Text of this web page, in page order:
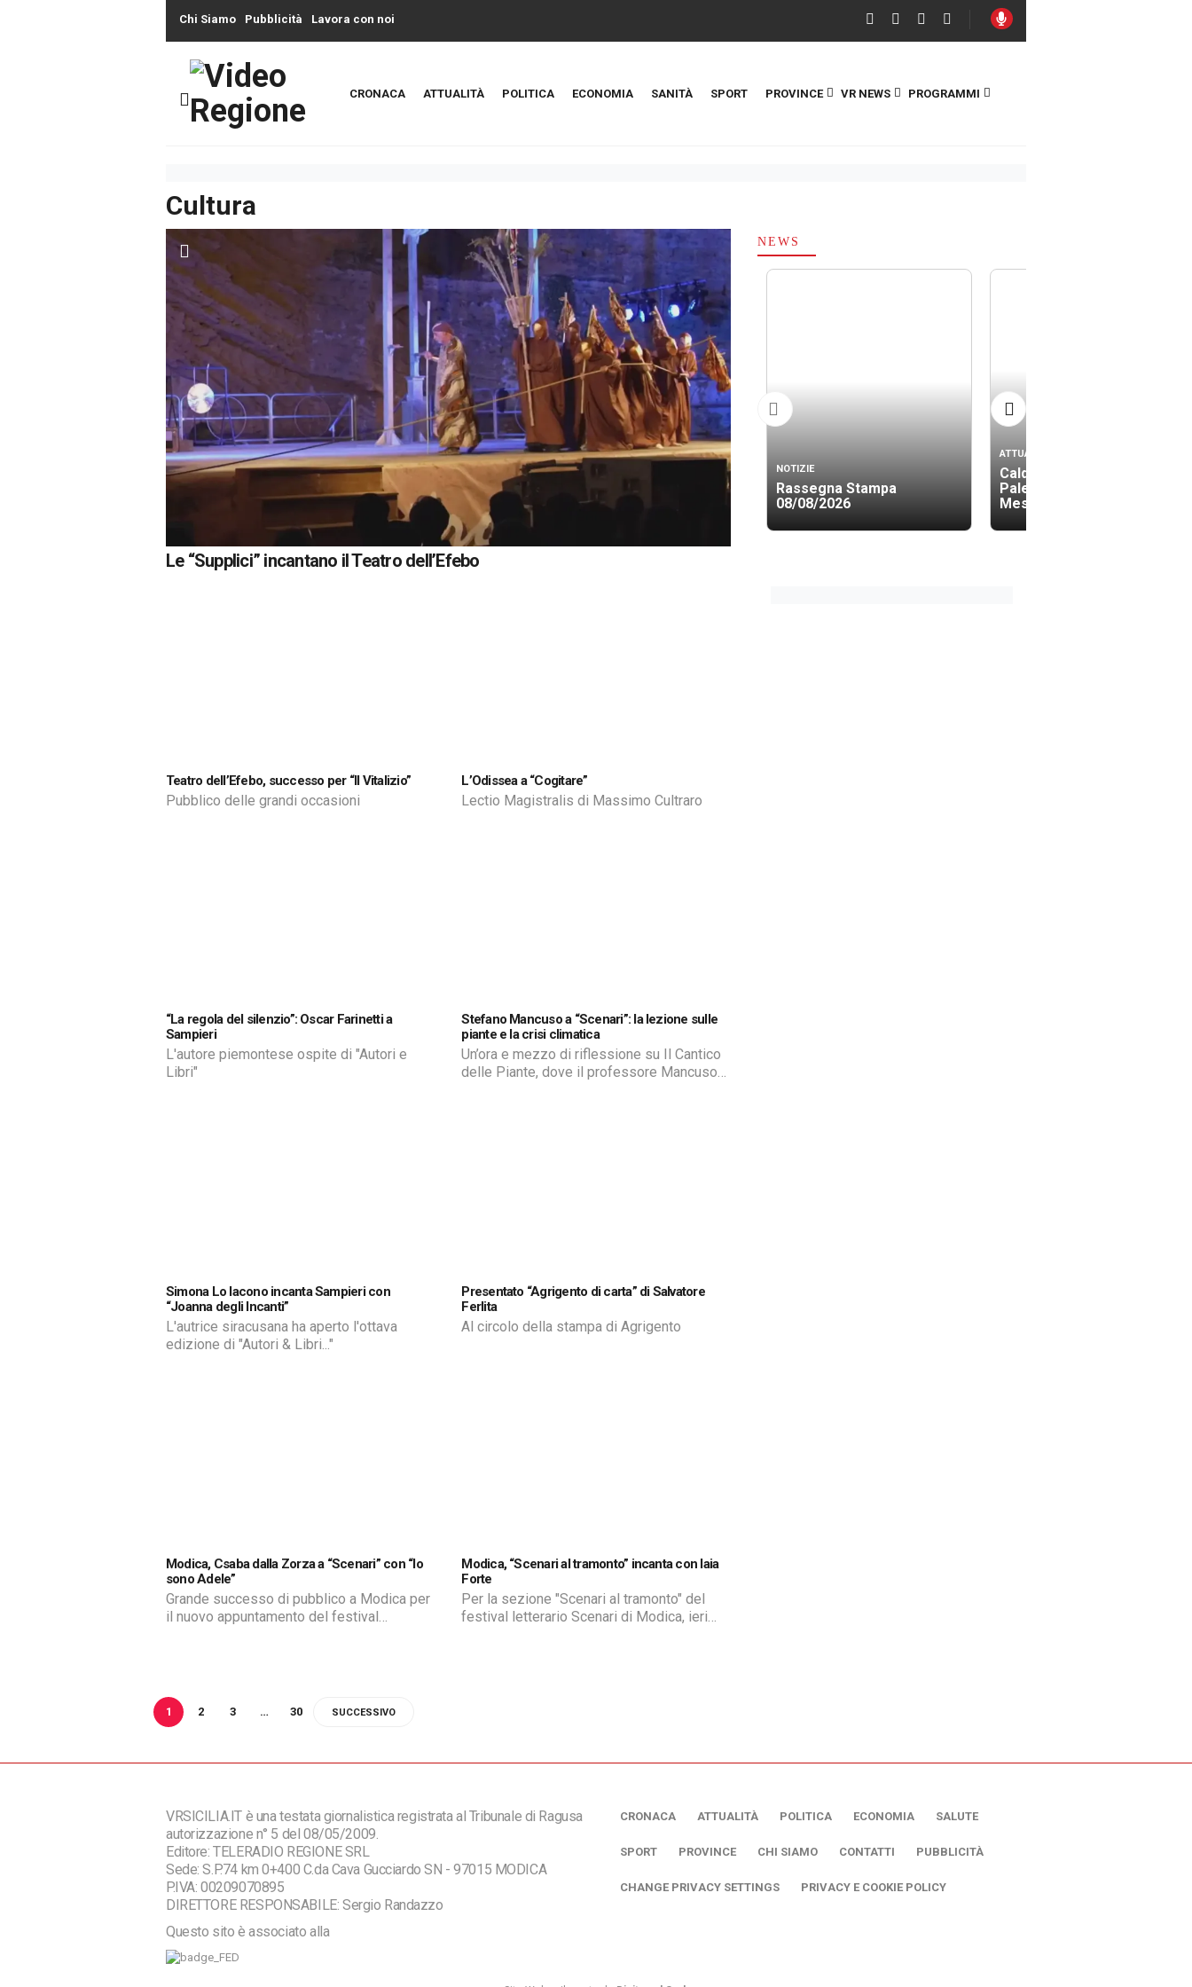
Chi Siamo Pubblicità Lavora con noi
CRONACA ATTUALITÀ POLITICA ECONOMIA SANITÀ SPORT PROVINCE VR NEWS PROGRAMMI
Cultura
Le “Supplici” incantano il Teatro dell’Efebo
Teatro dell’Efebo, successo per “Il Vitalizio”
Pubblico delle grandi occasioni
L’Odissea a “Cogitare”
Lectio Magistralis di Massimo Cultraro
“La regola del silenzio”: Oscar Farinetti a
Sampieri
L'autore piemontese ospite di "Autori e
Libri"
Stefano Mancuso a “Scenari”: la lezione sulle
piante e la crisi climatica
Un’ora e mezzo di riflessione su Il Cantico
delle Piante, dove il professore Mancuso
Simona Lo Iacono incanta Sampieri con
“Joanna degli Incanti”
L'autrice siracusana ha aperto l'ottava
edizione di "Autori & Libri..."
Presentato “Agrigento di carta” di Salvatore
Ferlita
Al circolo della stampa di Agrigento
Modica, Csaba dalla Zorza a “Scenari” con “Io
sono Adele”
Grande successo di pubblico a Modica per
il nuovo appuntamento del festival
Un incontro intenso che ha offerto
profonde riflessioni sulla libertà di scelta
Modica, “Scenari al tramonto” incanta con Iaia
Forte
Per la sezione "Scenari al tramonto" del
festival letterario Scenari di Modica, ieri
1 2 3 … 30 SUCCESSIVO
NEWS
NOTIZIE
Rassegna Stampa
08/08/2026
ATTUALITÀ
Caldo, bollino rosso a
Palermo, Catania e
Messina
VRSICILIA.IT è una testata giornalistica registrata al Tribunale di Ragusa
autorizzazione n° 5 del 08/05/2009.
Editore: TELERADIO REGIONE SRL
Sede: S.P.74 km 0+400 C.da Cava Gucciardo SN - 97015 MODICA
P.IVA: 00209070895
DIRETTORE RESPONSABILE: Sergio Randazzo
Questo sito è associato alla
CRONACA ATTUALITÀ POLITICA ECONOMIA SALUTE
SPORT PROVINCE CHI SIAMO CONTATTI PUBBLICITÀ
CHANGE PRIVACY SETTINGS PRIVACY E COOKIE POLICY